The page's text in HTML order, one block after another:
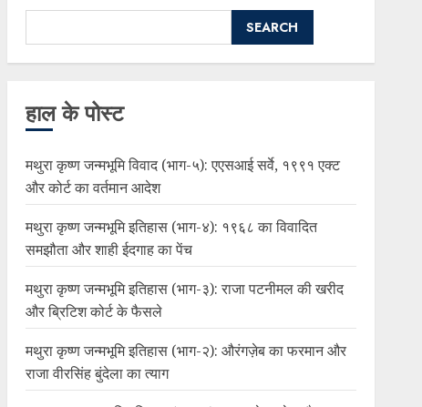
SEARCH
हाल के पोस्ट
मथुरा कृष्ण जन्मभूमि विवाद (भाग-५): एएसआई सर्वे, १९९१ एक्ट
और कोर्ट का वर्तमान आदेश
मथुरा कृष्ण जन्मभूमि इतिहास (भाग-४): १९६८ का विवादित
समझौता और शाही ईदगाह का पेंच
मथुरा कृष्ण जन्मभूमि इतिहास (भाग-३): राजा पटनीमल की खरीद
और ब्रिटिश कोर्ट के फैसले
मथुरा कृष्ण जन्मभूमि इतिहास (भाग-२): औरंगज़ेब का फरमान और
राजा वीरसिंह बुंदेला का त्याग